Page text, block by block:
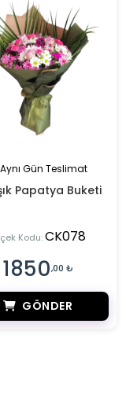
Aynı Gün Teslimat
Papatya Buketi
Kodu:CK078
1850,00 ₺
GÖNDER